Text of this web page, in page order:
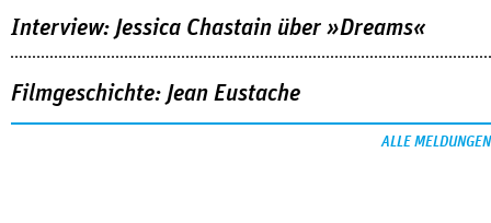
Interview: Jessica Chastain über »Dreams«
Filmgeschichte: Jean Eustache
ALLE MELDUNGEN